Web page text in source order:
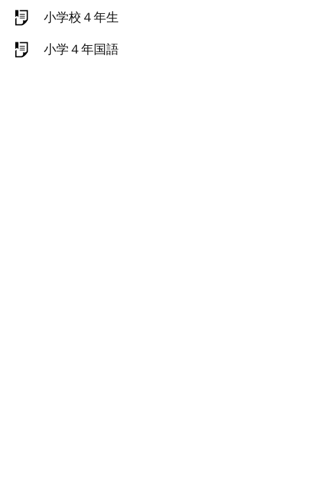
小学校４年生
小学４年国語